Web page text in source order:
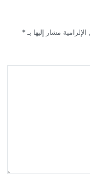
مشار إليها بـ *